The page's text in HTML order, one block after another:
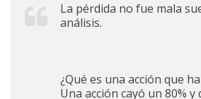
La pérdida no fue mala
análisis.
¿Qué es una acción que
Una acción cayó un 80%